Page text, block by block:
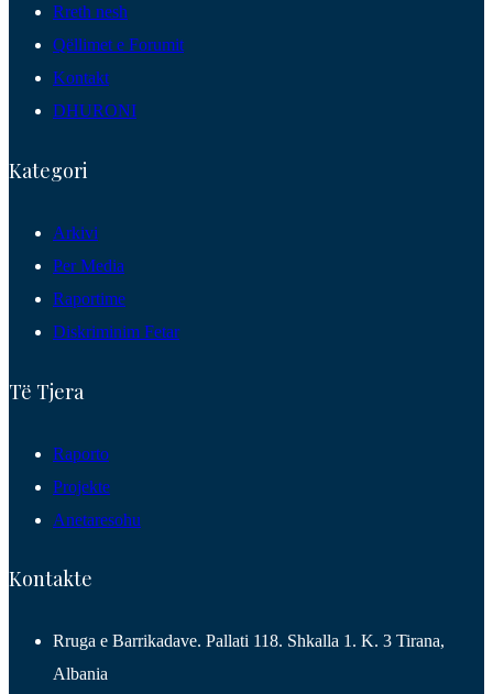
Rreth nesh
Qëllimet e Forumit
Kontakt
DHURONI
Kategori
Arkivi
Per Media
Raportime
Diskriminim Fetar
Të Tjera
Raporto
Projekte
Anetaresohu
Kontakte
Rruga e Barrikadave. Pallati 118. Shkalla 1. K. 3 Tirana,
Albania